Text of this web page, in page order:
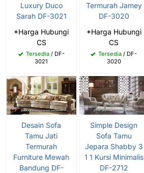
Luxury Duco
Sarah DF-3021
*Harga Hubungi
CS
Tersedia/ DF-
3021
Termurah Jamey
DF-3020
*Harga Hubungi
CS
Tersedia / DF-
3020
Desain Sofa
Tamu Jati
Termurah
Furniture Mewah
Bandung DF-
Simple Design
Sofa Tamu
Jepara Shabby 3
1 1 Kursi Minimalis
DF-2712